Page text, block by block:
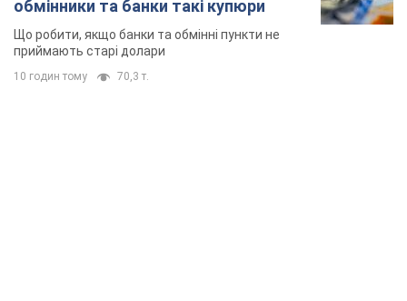
обмінники та банки такі купюри
Що робити, якщо банки та обмінні пункти не
приймають старі долари
10 годин тому 70,3 т.